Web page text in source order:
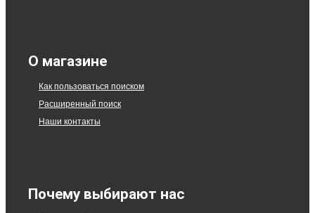
О магазине
Как пользоваться поиском
Расширенный поиск
Наши контакты
Почему выбирают нас